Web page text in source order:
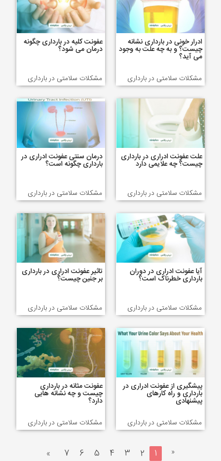
ادرار خونی در بارداری نشانه
چیست؟ و به چه علت به وجود
می آید؟
مشکلات سلامتی در بارداری
عفونت کلیه در بارداری چگونه
درمان می شود؟
مشکلات سلامتی در بارداری
علت عفونت ادراری در بارداری
چیست؟ چه علایمی دارد
مشکلات سلامتی در بارداری
درمان سنتی عفونت ادراری در
بارداری چگونه است؟
مشکلات سلامتی در بارداری
آیا عفونت ادراری در دوران
بارداری خطرناک است؟
مشکلات سلامتی در بارداری
تاثیر عفونت ادراری در بارداری
بر جنین چیست؟
مشکلات سلامتی در بارداری
پیشگیری از عفونت ادراری در
بارداری و راه کارهای
پیشنهادی
مشکلات سلامتی در بارداری
عفونت مثانه در بارداری
چیست و چه نشانه هایی
دارد؟
مشکلات سلامتی در بارداری
«
1
2
3
4
5
6
7
»